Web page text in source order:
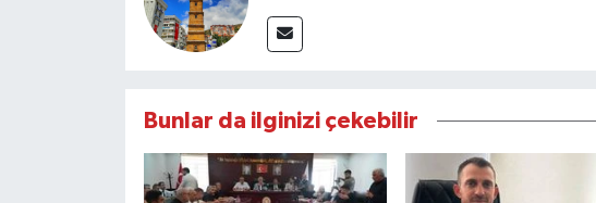
Bunlar da ilginizi çekebilir